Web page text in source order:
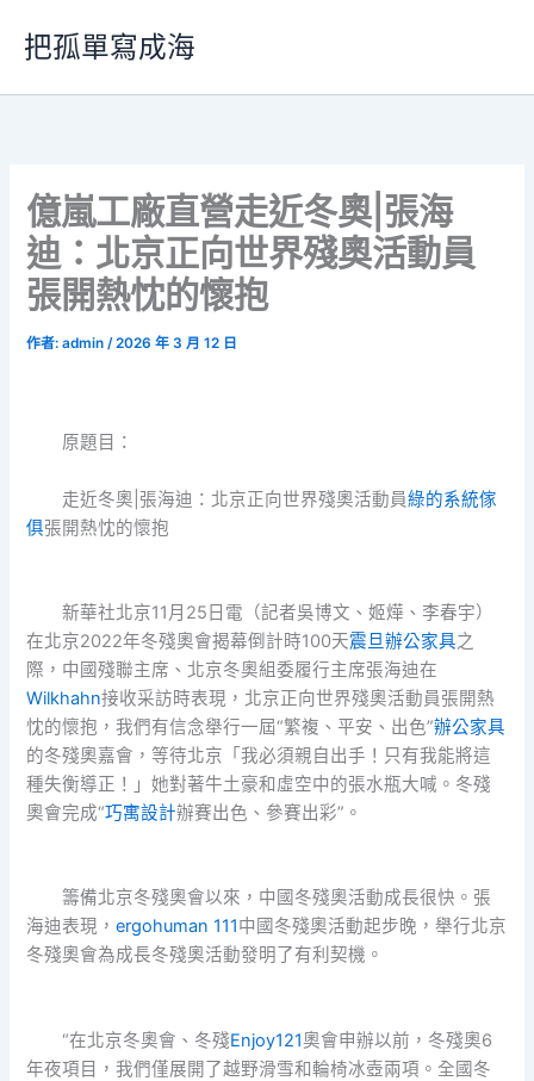
要
把孤單寫成海
億嵐工廠直營走近冬奧|張海
迪：北京正向世界殘奧活動員
張開熱忱的懷抱
作者:admin/2026 年 3 月 12 日
原題目：
走近冬奧|張海迪：北京正向世界殘奧活動員綠的系統傢
俱張開熱忱的懷抱
新華社北京11月25日電（記者吳博文、姬燁、李春宇）
在北京2022年冬殘奧會揭幕倒計時100天震旦辦公家具之
際，中國殘聯主席、北京冬奧組委履行主席張海迪在
Wilkhahn接收采訪時表現，北京正向世界殘奧活動員張開熱
忱的懷抱，我們有信念舉行一屆“繁複、平安、出色”辦公家具
的冬殘奧嘉會，等待北京「我必須親自出手！只有我能將這
種失衡導正！」她對著牛土豪和虛空中的張水瓶大喊。冬殘
奧會完成“巧寓設計辦賽出色、參賽出彩”。
籌備北京冬殘奧會以來，中國冬殘奧活動成長很快。張
海迪表現，ergohuman 111中國冬殘奧活動起步晚，舉行北京
冬殘奧會為成長冬殘奧活動發明了有利契機。
“在北京冬奧會、冬殘Enjoy121奧會申辦以前，冬殘奧6
年夜項目，我們僅展開了越野滑雪和輪椅冰壺兩項。全國冬